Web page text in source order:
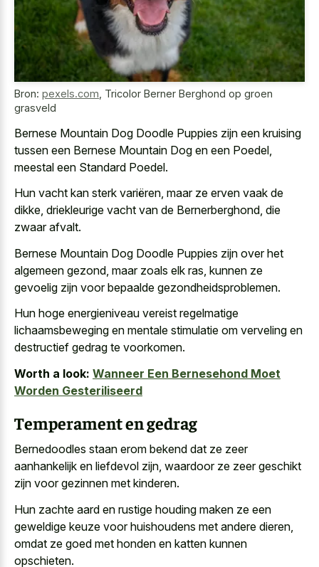
Bron: pexels.com Tricolor Berner Berghond op groen
grasveld
Bernese Mountain Dog Doodle Puppies zijn een kruising
tussen een Bernese Mountain Dog en een Poedel,
meestal een Standard Poedel.
Hun vacht kan sterk variëren, maar ze erven vaak de
dikke, driekleurige vacht van de Bernerberghond, die
zwaar afvalt.
Bernese Mountain Dog Doodle Puppies zijn over het
algemeen gezond, maar zoals elk ras, kunnen ze
gevoelig zijn voor bepaalde gezondheidsproblemen.
Hun hoge energieniveau vereist regelmatige
lichaamsbeweging en mentale stimulatie om verveling en
destructief gedrag te voorkomen.
Worth a look: Wanneer Een Bernesehond Moet
Worden Gesteriliseerd
Temperament en gedrag
Bernedoodles staan erom bekend dat ze zeer
aanhankelijk en liefdevol zijn, waardoor ze zeer geschikt
zijn voor gezinnen met kinderen.
Hun zachte aard en rustige houding maken ze een
geweldige keuze voor huishoudens met andere dieren,
omdat ze goed met honden en katten kunnen
opschieten.